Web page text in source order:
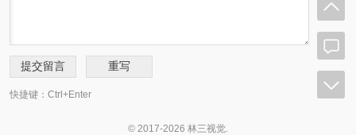
快捷键：Ctrl+Enter
© 2017-2026 林三视觉.